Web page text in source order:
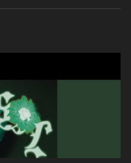
rapear, cada que
el mundo pa' conectar
a to'a tu gente Pa’ dar
traigo un Balvin en los
¿Acaso eres
Parcerito, abre los ojos y
los nombres de tus
del diablo " ¿Si ...